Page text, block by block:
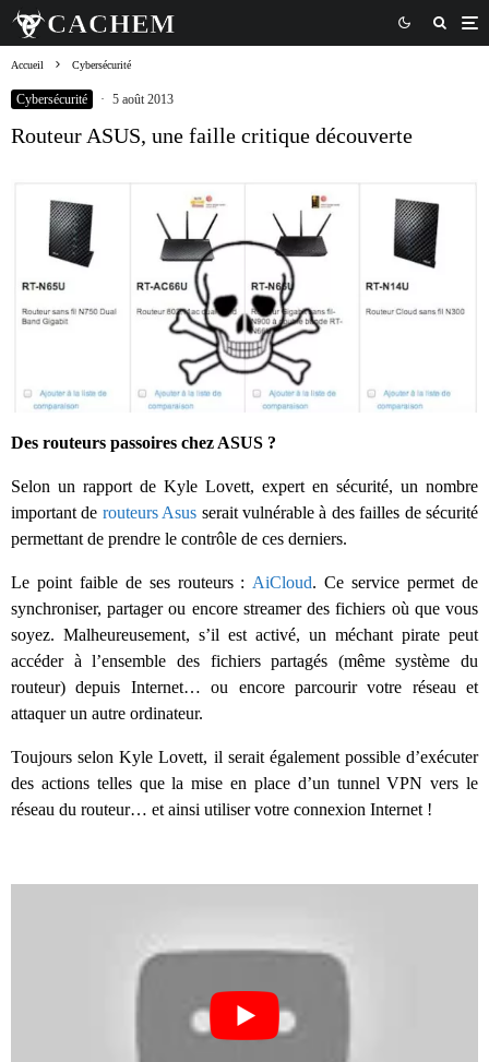
Accueil Cybersécurité
Cybersécurité · 5 août 2013
Routeur ASUS, une faille critique découverte
Des routeurs passoires chez ASUS ?
Selon un rapport de Kyle Lovett, expert en sécurité, un nombre
important de routeurs Asus serait vulnérable à des failles de sécurité
permettant de prendre le contrôle de ces derniers.
Le point faible de ses routeurs : AiCloud. Ce service permet de
synchroniser, partager ou encore streamer des fichiers où que vous
soyez. Malheureusement, s’il est activé, un méchant pirate peut
accéder à l’ensemble des fichiers partagés (même système du
routeur) depuis Internet… ou encore parcourir votre réseau et
attaquer un autre ordinateur.
Toujours selon Kyle Lovett, il serait également possible d’exécuter
des actions telles que la mise en place d’un tunnel VPN vers le
réseau du routeur… et ainsi utiliser votre connexion Internet !